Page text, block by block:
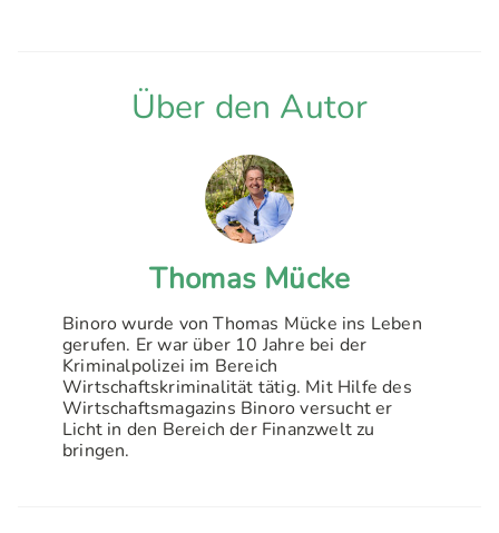
Über den Autor
Thomas Mücke
Binoro wurde von Thomas Mücke ins Leben
gerufen. Er war über 10 Jahre bei der
Kriminalpolizei im Bereich
Wirtschaftskriminalität tätig. Mit Hilfe des
Wirtschaftsmagazins Binoro versucht er
Licht in den Bereich der Finanzwelt zu
bringen.